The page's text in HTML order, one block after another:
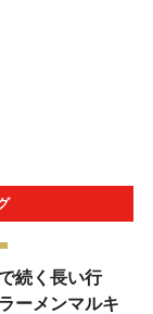
続く長い行
ーメンマルキ